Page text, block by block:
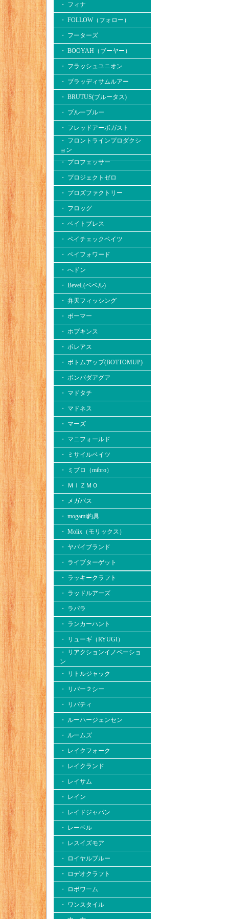
・ フィナ
・ FOLLOW（フォロー）
・ フーターズ
・ BOOYAH（ブーヤー）
・ フラッシュユニオン
・ ブラッディサムルアー
・ BRUTUS(ブルータス)
・ ブルーブルー
・ フレッドアーボガスト
・ フロントラインプロダクシ
ョン
・ プロフェッサー
・ プロジェクトゼロ
・ プロズファクトリー
・ フロッグ
・ ベイトブレス
・ ペイチェックベイツ
・ ペイフォワード
・ へドン
・ BeveL(ベベル)
・ 弁天フィッシング
・ ボーマー
・ ホプキンス
・ ボレアス
・ ボトムアップ(BOTTOMUP)
・ ボンバダアグア
・ マドタチ
・ マドネス
・ マーズ
・ マニフォールド
・ ミサイルベイツ
・ ミブロ（mibro）
・ ＭＩＺＭＯ
・ メガバス
・ mogami釣具
・ Molix（モリックス）
・ ヤバイブランド
・ ライブターゲット
・ ラッキークラフト
・ ラッドルアーズ
・ ラパラ
・ ランカーハント
・ リューギ（RYUGI）
・ リアクションイノベーショ
ン
・ リトルジャック
・ リバー２シー
・ リバティ
・ ルーハージェンセン
・ ルームズ
・ レイクフォーク
・ レイクランド
・ レイサム
・ レイン
・ レイドジャパン
・ レーベル
・ レスイズモア
・ ロイヤルブルー
・ ロデオクラフト
・ ロボワーム
・ ワンスタイル